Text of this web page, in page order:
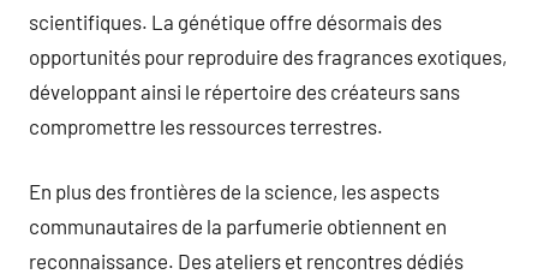
scientifiques. La génétique offre désormais des
opportunités pour reproduire des fragrances exotiques,
développant ainsi le répertoire des créateurs sans
compromettre les ressources terrestres.
En plus des frontières de la science, les aspects
communautaires de la parfumerie obtiennent en
reconnaissance. Des ateliers et rencontres dédiés